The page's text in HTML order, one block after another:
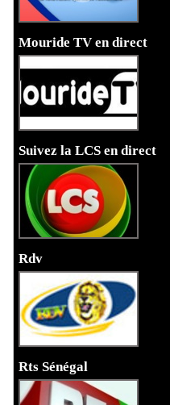
Mouride TV en direct
Suivez la LCS en direct
Rdv
Rts Sénégal